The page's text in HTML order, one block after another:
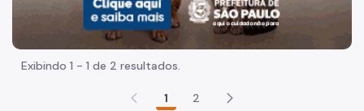
Coordenadorias de Saúde
Supervisões de Saúde
Estabelecimentos e Serviços de Saúde
Missão, Visão e Valores
Exibindo 1 - 1 de 2 resultados.
1 2